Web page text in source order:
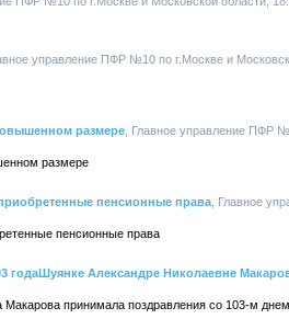
управление ПФР №10 по г.Москве и
размере , Главное управление ПФР
размере
пенсионные права , Главное
пенсионные права
Александре Николаевне
принимала поздравления со 103-м